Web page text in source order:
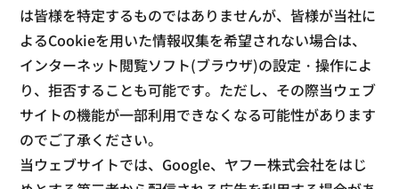
は皆様を特定するものではありませんが、皆様が当社に
よるCookieを用いた情報収集を希望されない場合は、
インターネット閲覧ソフト(ブラウザ)の設定・操作によ
り、拒否することも可能です。ただし、その際当ウェブ
サイトの機能が一部利用できなくなる可能性があります
のでご了承ください。
当ウェブサイトでは、Google、ヤフー株式会社をはじ